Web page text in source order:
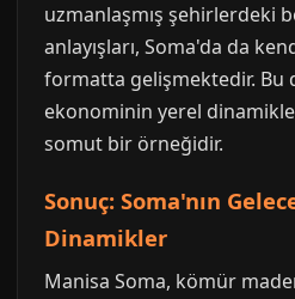
uzmanlaşmış şehirlerdeki
anlayışları, Soma'da da
formatta gelişmektedir. Bu
ekonominin yerel
somut bir örneğidir.
Sonuç: Soma'nın
Dinamikler
Manisa Soma, kömür